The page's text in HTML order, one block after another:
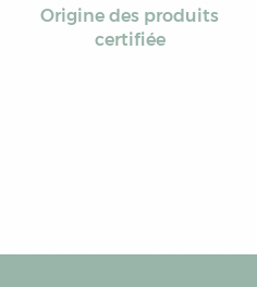
Origine des produits
certifiée